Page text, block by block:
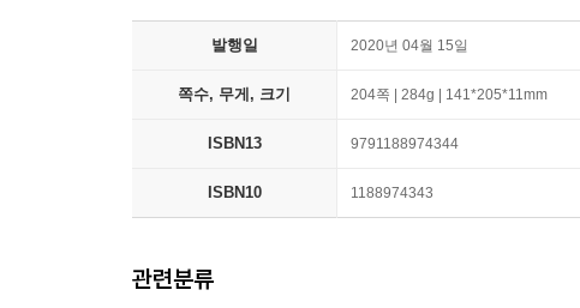
발행일 2020년 04월 15일
쪽수, 무게, 크기 204쪽 | 284g | 141*205*11mm
ISBN13 9791188974344
ISBN10 1188974343
관련분류